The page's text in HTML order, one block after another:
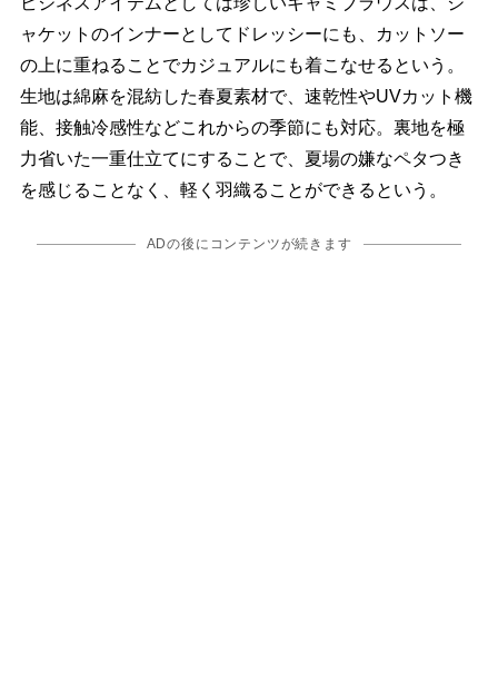
ャケットのインナーとしてドレッシーにも、カットソー
の上に重ねることでカジュアルにも着こなせるという。
生地は綿麻を混紡した春夏素材で、速乾性やUVカット機
能、接触冷感性などこれからの季節にも対応。裏地を極
力省いた一重仕立てにすることで、夏場の嫌なペタつき
を感じることなく、軽く羽織ることができるという。
ADの後にコンテンツが続きます